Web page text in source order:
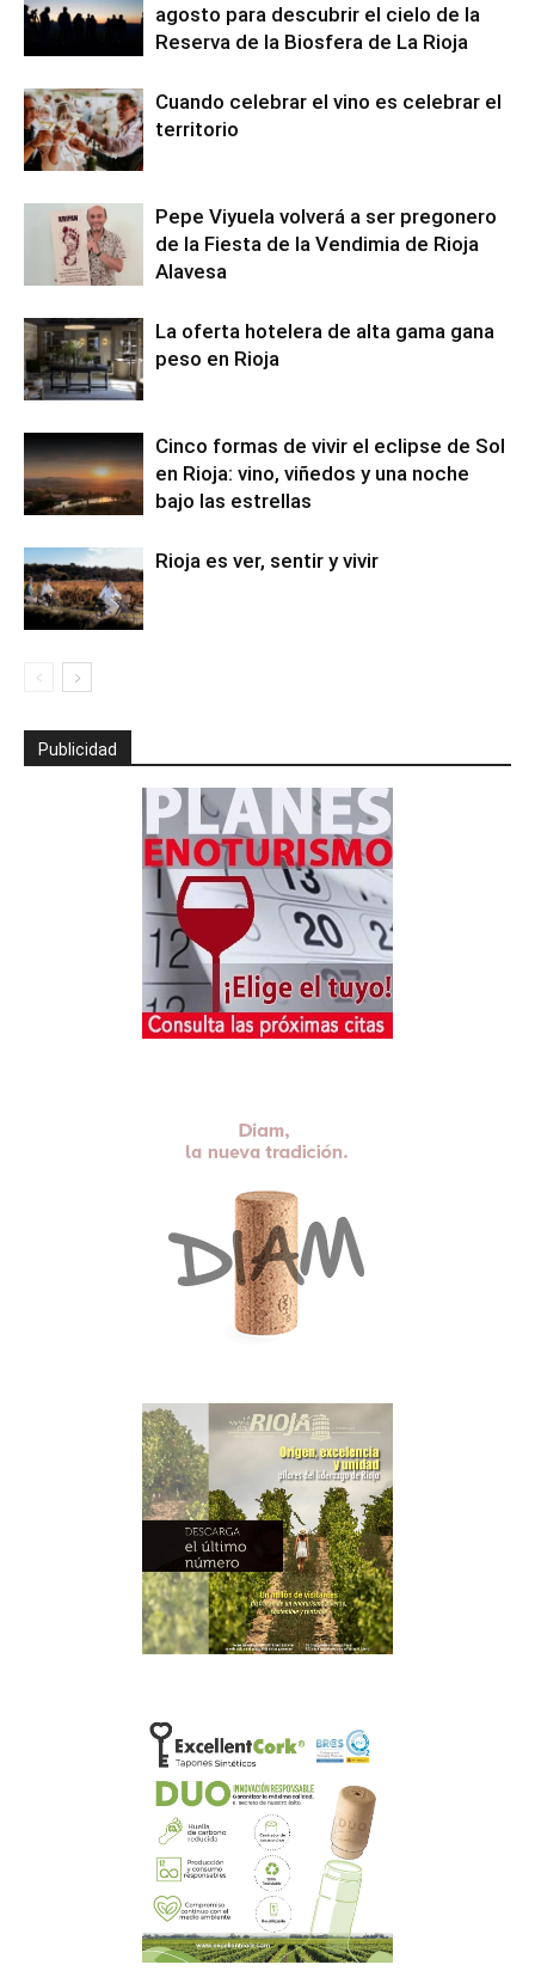
agosto para descubrir el cielo de la
Reserva de la Biosfera de La Rioja
Cuando celebrar el vino es celebrar el
territorio
Pepe Viyuela volverá a ser pregonero
de la Fiesta de la Vendimia de Rioja
Alavesa
La oferta hotelera de alta gama gana
peso en Rioja
Cinco formas de vivir el eclipse de Sol
en Rioja: vino, viñedos y una noche
bajo las estrellas
Rioja es ver, sentir y vivir
Publicidad